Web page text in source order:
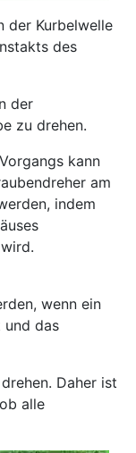
der Kurbelwelle
des
der
zu drehen.
kann
am
indem
wenn ein
und das
Daher ist
alle